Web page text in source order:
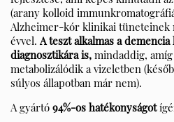
(arany kolloid
Alzheimer-kór klinikai tüneteinek
évvel. A teszt alkalmas a
diagnosztikára is, mindaddig,
metabolizálódik a vizeletben
súlyos állapotban már nem).
A gyártó 94%-os hatékonyságot